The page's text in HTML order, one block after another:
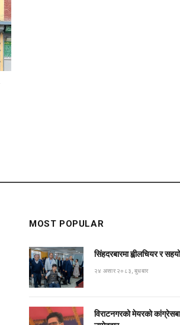
MOST POPULAR
सिंहदरबारमा ह्वीलचियर र
२४ असार २०८३, बुधबार
विराटनगरको मेयरको